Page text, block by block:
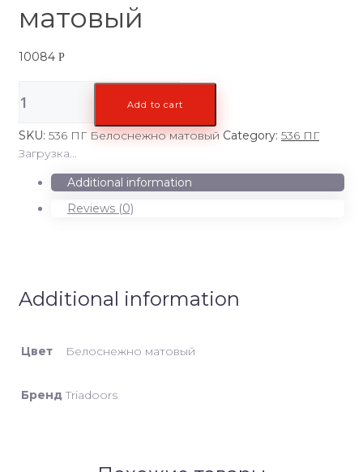
матовый
10084 Р
ПГ
Белоснежно
матовый
quantity
Add to cart
SKU: 536 ПГ Белоснежно матовый Category: 536 ПГ
Загрузка...
Additional information
Reviews (0)
Additional information
Цвет Белоснежно матовый
Бренд Triadoors